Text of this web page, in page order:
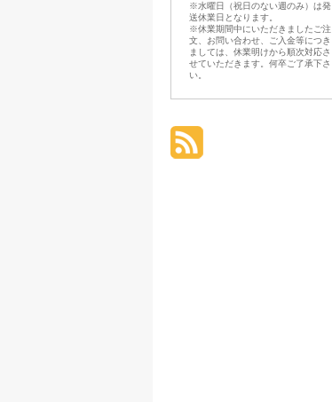
※水曜日（祝日のない週のみ）は発
送休業日となります。
※休業期間中にいただきましたご注
文、お問い合わせ、ご入金等につき
ましては、休業明けから順次対応さ
せていただきます。何卒ご了承下さ
い。